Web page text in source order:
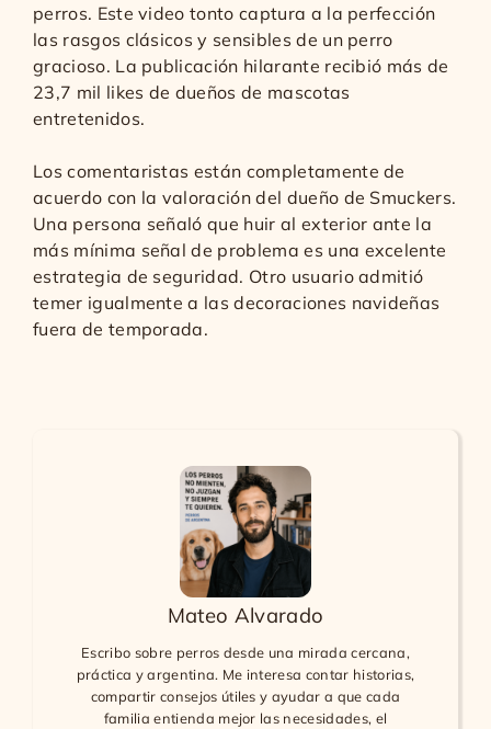
perros. Este video tonto captura a la perfección
las rasgos clásicos y sensibles de un perro
gracioso. La publicación hilarante recibió más de
23,7 mil likes de dueños de mascotas
entretenidos.
Los comentaristas están completamente de
acuerdo con la valoración del dueño de Smuckers.
Una persona señaló que huir al exterior ante la
más mínima señal de problema es una excelente
estrategia de seguridad. Otro usuario admitió
temer igualmente a las decoraciones navideñas
fuera de temporada.
Mateo Alvarado
Escribo sobre perros desde una mirada cercana,
práctica y argentina. Me interesa contar historias,
compartir consejos útiles y ayudar a que cada
familia entienda mejor las necesidades, el